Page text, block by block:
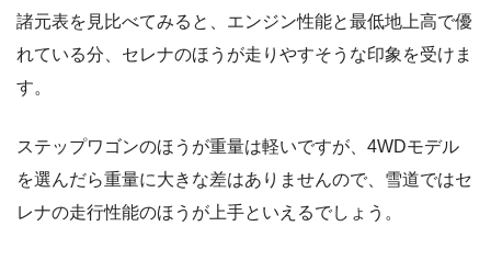
諸元表を見比べてみると、エンジン性能と最低地上高で優
れている分、セレナのほうが走りやすそうな印象を受けま
す。
ステップワゴンのほうが重量は軽いですが、4WDモデル
を選んだら重量に大きな差はありませんので、雪道ではセ
レナの走行性能のほうが上手といえるでしょう。